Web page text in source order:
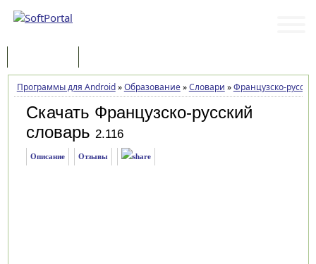
Программы для Android»Образование»Словари »Французско-
Скачать Французско-русский
словарь 2.116
Описание Отзывы